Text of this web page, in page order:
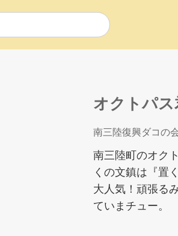
オクトパス
南三陸復興ダコの
南三陸町のオク
くの文鎮は『置
大人気！頑張る
ていまチュー。